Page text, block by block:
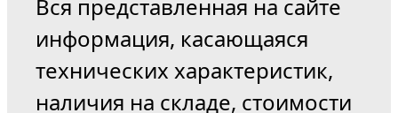
Вся представленная на сайте
информация, касающаяся
технических характеристик,
наличия на складе, стоимости